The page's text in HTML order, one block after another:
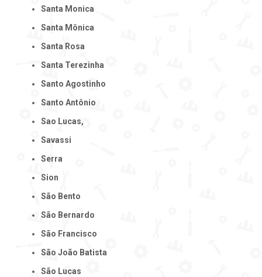
Santa Monica
Santa Mônica
Santa Rosa
Santa Terezinha
Santo Agostinho
Santo Antônio
Sao Lucas,
Savassi
Serra
Sion
São Bento
São Bernardo
São Francisco
São João Batista
São Lucas